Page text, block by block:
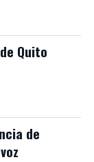
Quito
de